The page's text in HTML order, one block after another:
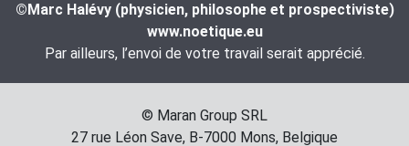
©Marc Halévy (physicien, philosophe et prospectiviste)
www.noetique.eu
Par ailleurs, l’envoi de votre travail serait apprécié.
© Maran Group SRL
27 rue Léon Save, B-7000 Mons, Belgique